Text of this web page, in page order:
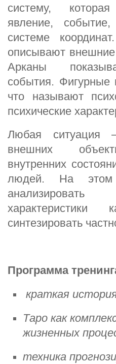
систему,
явление,
системе
описывают
Арканы
события. Фигурные
что называют
психические
Любая ситуация
внешних
внутренних
людей. На этом
синтезировать
Программа
краткая
Таро как
жизненных
техника